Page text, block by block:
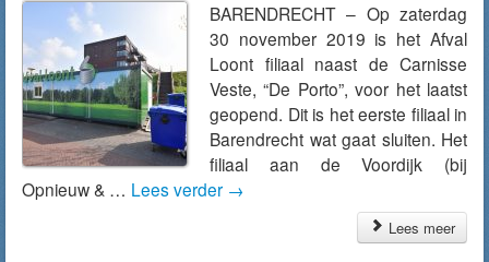
BARENDRECHT – Op zaterdag
30 november 2019 is het Afval
Loont filiaal naast de Carnisse
Veste, “De Porto”, voor het laatst
geopend. Dit is het eerste filiaal in
Barendrecht wat gaat sluiten. Het
filiaal aan de Voordijk (bij
Opnieuw & … Lees verder →
Lees meer